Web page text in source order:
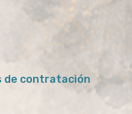
de contratación